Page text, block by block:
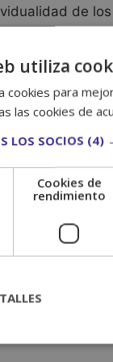
de
para
te preguntes
que te
…
de
utiliza
cookies para
las cookies de
LOS SOCIOS (4)
Cookies de
rendimiento